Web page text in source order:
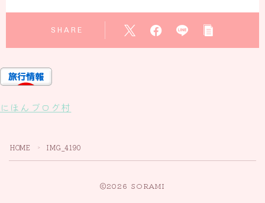
SHARE
にほんブログ村
HOME ＞ IMG_4190
2026 SORAMI